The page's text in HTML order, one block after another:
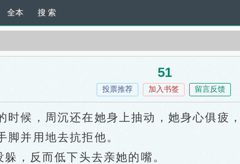
全本 搜 索
51
投票推荐 加入书签 留言反馈
，周沉还在她身上抽动，她身心俱疲，
并用地去抗拒他。
，反而低下头去亲她的嘴。